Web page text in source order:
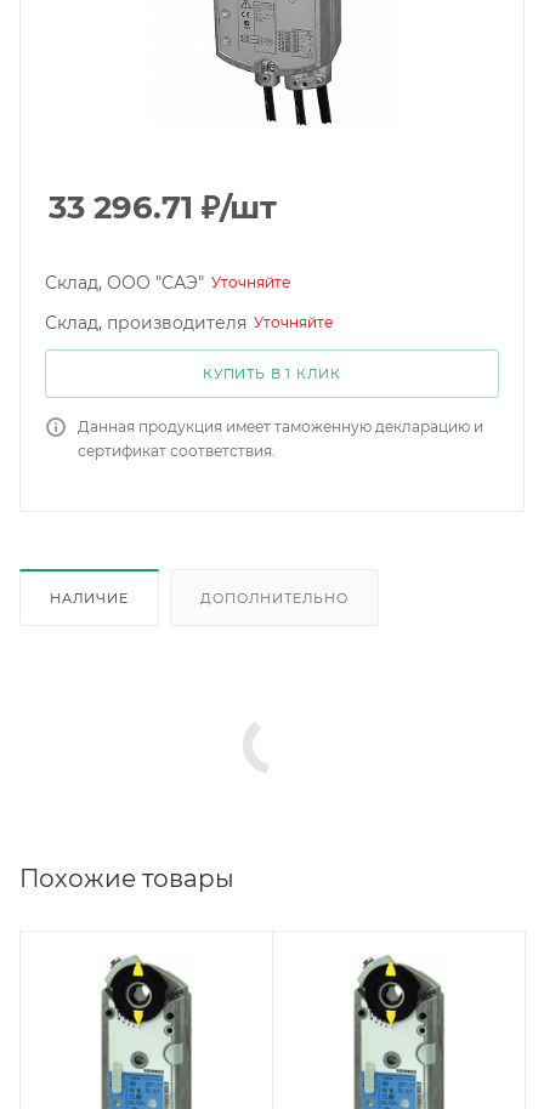
33 296.71 ₽/шт
Склад, ООО "САЭ" Уточняйте
Склад, производителя Уточняйте
КУПИТЬ В 1 КЛИК
Данная продукция имеет таможенную декларацию и
сертификат соответствия.
НАЛИЧИЕ ДОПОЛНИТЕЛЬНО
Похожие товары